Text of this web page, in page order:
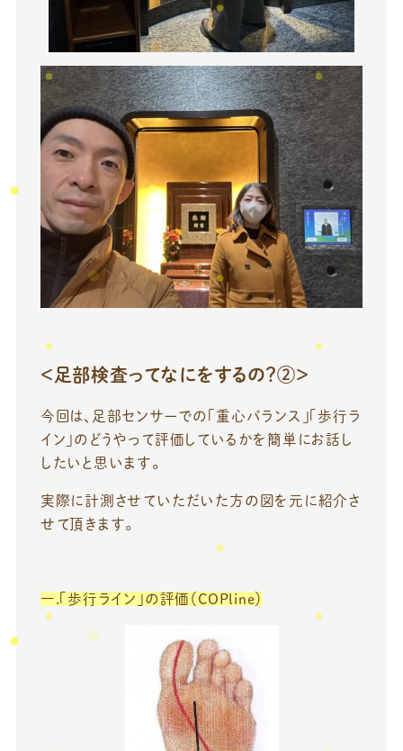
＜足部検査ってなにをするの？②＞
今回は、足部センサーでの「重心バランス」「歩行ラ
イン」のどうやって評価しているかを簡単にお話し
したいと思います。
実際に計測させていただいた方の図を元に紹介さ
せて頂きます。
一.「歩行ライン」の評価（COPline）